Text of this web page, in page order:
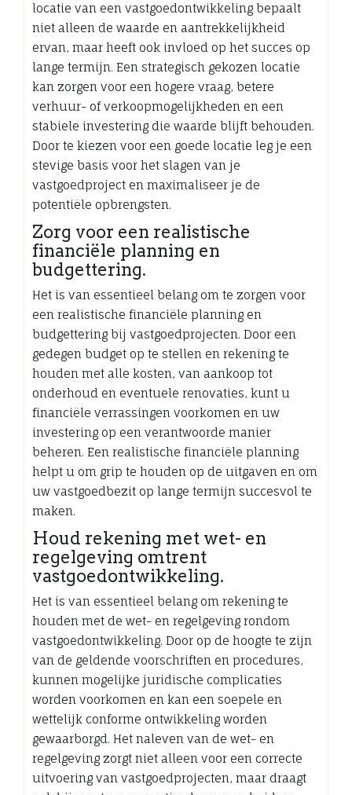
locatie van een vastgoedontwikkeling bepaalt
niet alleen de waarde en aantrekkelijkheid
ervan, maar heeft ook invloed op het succes op
lange termijn. Een strategisch gekozen locatie
kan zorgen voor een hogere vraag, betere
verhuur- of verkoopmogelijkheden en een
stabiele investering die waarde blijft behouden.
Door te kiezen voor een goede locatie leg je een
stevige basis voor het slagen van je
vastgoedproject en maximaliseer je de
potentiële opbrengsten.
Zorg voor een realistische
financiële planning en
budgettering.
Het is van essentieel belang om te zorgen voor
een realistische financiële planning en
budgettering bij vastgoedprojecten. Door een
gedegen budget op te stellen en rekening te
houden met alle kosten, van aankoop tot
onderhoud en eventuele renovaties, kunt u
financiële verrassingen voorkomen en uw
investering op een verantwoorde manier
beheren. Een realistische financiële planning
helpt u om grip te houden op de uitgaven en om
uw vastgoedbezit op lange termijn succesvol te
maken.
Houd rekening met wet- en
regelgeving omtrent
vastgoedontwikkeling.
Het is van essentieel belang om rekening te
houden met de wet- en regelgeving rondom
vastgoedontwikkeling. Door op de hoogte te zijn
van de geldende voorschriften en procedures,
kunnen mogelijke juridische complicaties
worden voorkomen en kan een soepele en
wettelijk conforme ontwikkeling worden
gewaarborgd. Het naleven van de wet- en
regelgeving zorgt niet alleen voor een correcte
uitvoering van vastgoedprojecten, maar draagt